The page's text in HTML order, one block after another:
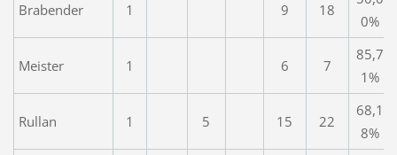
Brabender 1 9 18
0%
Meister 1 6 7
85,7
1%
Rullan 1 5 15 22
68,1
8%